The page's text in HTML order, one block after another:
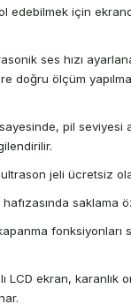
edebilmek için
ses hızı
doğru ölçüm
pil seviyesi
jeli ücretsiz
saklama
fonksiyonları
LCD ekran, karanlık